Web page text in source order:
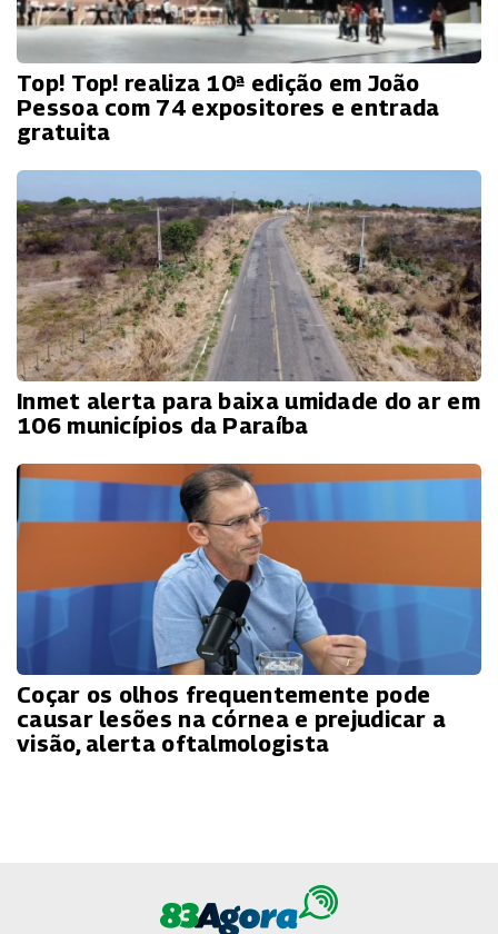
Top! Top! realiza 10ª edição em João
Pessoa com 74 expositores e entrada
gratuita
Inmet alerta para baixa umidade do ar em
106 municípios da Paraíba
Coçar os olhos frequentemente pode
causar lesões na córnea e prejudicar a
visão, alerta oftalmologista